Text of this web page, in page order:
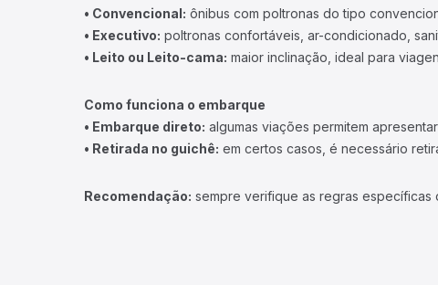
• Convencional: ônibus com poltronas do tipo
• Executivo: poltronas confortáveis, ar-condicionado,
• Leito ou Leito-cama: maior inclinação, ideal para
Como funciona o embarque
• Embarque direto: algumas viações permitem
• Retirada no guichê: em certos casos, é necessário
Recomendação: sempre verifique as regras específicas